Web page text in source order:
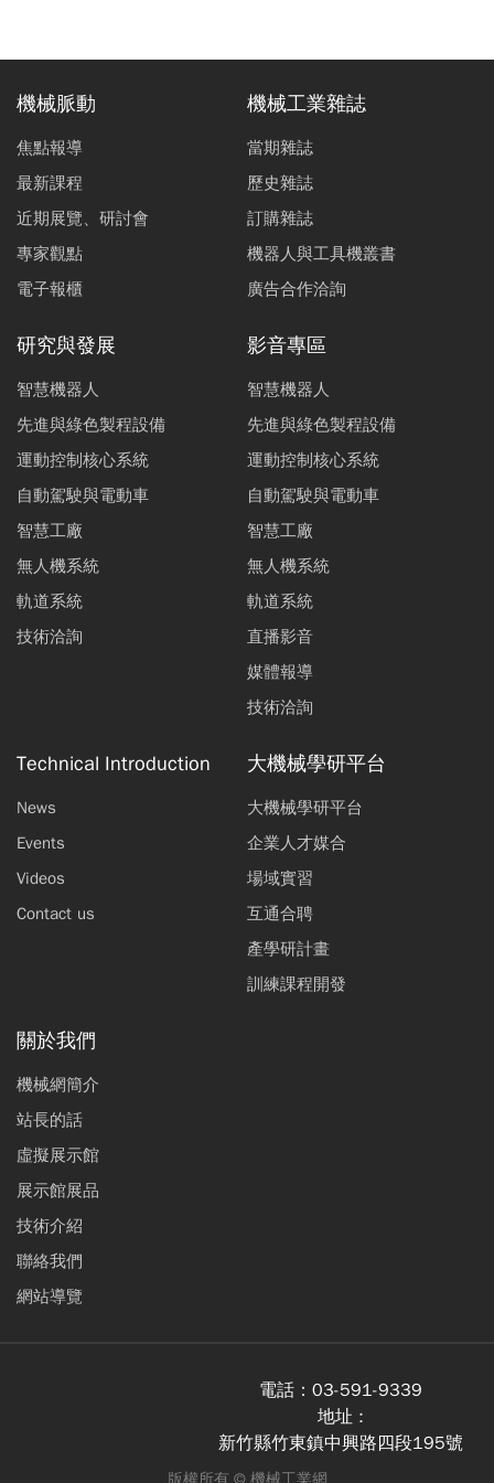
機械脈動
焦點報導
最新課程
近期展覽、研討會
專家觀點
電子報櫃
機械工業雜誌
當期雜誌
歷史雜誌
訂購雜誌
機器人與工具機叢書
廣告合作洽詢
研究與發展
智慧機器人
先進與綠色製程設備
運動控制核心系統
自動駕駛與電動車
智慧工廠
無人機系統
軌道系統
技術洽詢
影音專區
智慧機器人
先進與綠色製程設備
運動控制核心系統
自動駕駛與電動車
智慧工廠
無人機系統
軌道系統
直播影音
媒體報導
技術洽詢
Technical Introduction
News
Events
Videos
Contact us
大機械學研平台
大機械學研平台
企業人才媒合
場域實習
互通合聘
產學研計畫
訓練課程開發
關於我們
機械網簡介
站長的話
虛擬展示館
展示館展品
技術介紹
聯絡我們
網站導覽
電話： 03-591-9339
地址 :
新竹縣竹東鎮中興路四段195號
版權所有 © 機械工業網